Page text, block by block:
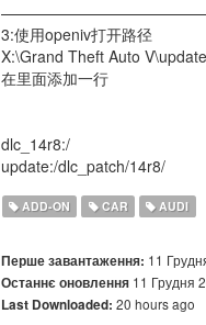
3:使用openiv打开路径
X:\Grand Theft Auto
在里面添加一行
dlc_14r8:/
update:/dlc_patch/14r8/
ADD-ON CAR AUDI
Перше завантаження: 11
Останнє оновлення11 Грудня
Last Downloaded: 20 hours ago